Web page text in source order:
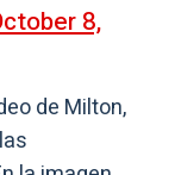
8,
de Milton,